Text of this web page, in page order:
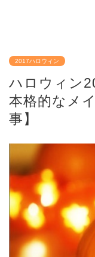
2017ハロウィン
ハロウィン
本格的なメ
事】